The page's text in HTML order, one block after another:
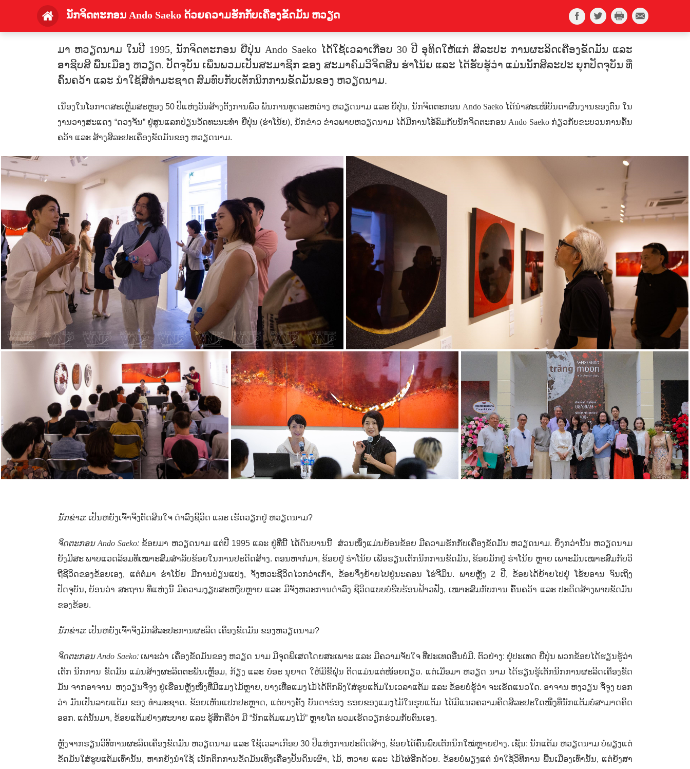
ນັກຈິດຕະກອນ Ando Saeko ດ້ວຍຄວາມຮັກກັບເຄື່ອງຂັດມັນ ຫວຽດ
ມາ ຫວຽດນາມ ໃນປີ 1995, ນັກຈິດຕະກອນ ຍີ່ປຸ່ນ Ando Saeko ໄດ້ໃຊ້ເວລາເກືອບ 30 ປີ ອຸທິດໃຫ້ແກ່ ສິລະປະ ການຜະລິດເຄື່ອງຂັດມັນ ແລະ
ອາຊີບສີ ພື້ນເມືອງ ຫວຽດ. ປັດຈຸ​ບັນ ​ເພິ່ນພວມເປັນ​ສະມາຊິກ​ ຂອງ​ ສະມາຄົມ​ວິຈິດ​ສິນ​ ຮ່າ​ໂນ້ຍ ​ແລະ ​ໄດ້​ຮັບ​ຮູ້​ວ່າ​ ແມ່ນ​ນັກ​ສິລະ​ປະ​ ຍຸກ​ປັດຈຸ​ບັນ ​ທີ່​
ຄົ້ນ​ຄວ້າ ​ແລະ ນຳ​ໃຊ້​ສີ​ທຳ​ມະ​ຊາດ ​ສົມທົບ​ກັບ​ເຕັກນິກ​ການ​ຂັດມັນຂອງ ​ຫວຽດນາມ.
ເນື່ອງ​ໃນ​ໂອກາດ​ສະ​ເຫຼີ​ມສະຫຼອງ 50 ປີ​ແຫ່ງ​ວັນ​ສ້າງ​ຕັ້ງ​ການ​ພົວ ພັນການທູດ​ລະຫວ່າງ ຫວຽດນາມ ​ແລະ ຍີ່ປຸ່ນ, ນັກ​ຈິດຕະກອນ Ando Saeko ​ໄດ້​ນຳ​ສະ​ເໜີ​ບັນດາ​ຜົນງານ​ຂອງຕົນ ​ໃນ​
ງານ​ວາງສະ​ແດງ “ດວງ​ຈັນ” ຢູ່​ສູນ​ແລກປ່ຽນ​ວັດທະນະທຳ ຍີ່ປຸ່ນ (ຮ່າ​ໂນ້ຍ), ນັກ​ຂ່າວ​ ຂ່າວພາບ​ຫວຽດ​ນາມ​ ໄດ້​ມີ​ການ​ໂອ້​ລົມ​ກັບ​ນັກຈິດຕະກອນ Ando Saekoກ່ຽວ​ກັບ​ຂະ​ບວນ​ການ​ຄົ້ນ​
ຄ​ວ້າ ແລະ ​ສ້າງ​ສິ​ລະ​ປະ​ເຄື່ອງ​ຂັດມັນຂອງ ​ຫວຽດ​ນາມ.
ນັກຂ່າວ: ເປັນຫຍັງເຈົ້າຈິ່ງຕັດສິນໃຈ ດໍາລົງຊີວິດ ແລະ ເຮັດວຽກຢູ່ ຫວຽດນາມ?
ຈິດຕະກອນ Ando Saeko: ຂ້ອຍມາ ຫວຽດນາມ ແຕ່ປີ 1995ແລະ ຢູ່ທີ່ນີ້ ໄດ້ດົນບານນີ້
ສ່ວນໜຶ່ງແມ່ນຍ້ອນຂ້ອຍ ມີຄວາມຮັກກັບເຄື່ອງຂັດມັນ ຫວຽດນາມ. ຍິ່ງ​ກວ່າ​ນັ້ນ ຫວຽດນາມ
ຍັງ​ມີ​ສະ ພາບ​ແວດ​ລ້ອມ​ທີ່​ເໝາະ​ສົມ​ສຳລັບ​ຂ້ອຍ​ໃນ​ການ​ປະດິດສ້າງ. ຕອນຫາກໍ່​ມາ, ຂ້ອຍຢູ່​ ຮ່າ​ໂນ້ຍ ເພື່ອຮຽນເຕັກນິກການຂັດມັນ, ຂ້ອຍ​ມັກຢູ່ ​ຮ່າ​ໂນ້ຍ​ ຫຼາຍ ເພາະ​ມັນ​ເໝາະ​ສົມ​ກັບ​ວິ​
ຖີ​ຊີ​ວິດ​ຂອງ​ຂ້ອຍເອງ, ​ແຕ່​ຕໍ່​ມາ ​ຮ່າ​ໂນ້ຍ ​ມີການ​ປ່ຽນ​ແປງ,
ຈັງຫວະ​ຊີວິດ​ໄວ​ກວ່າ​ເກົ່າ, ຂ້ອຍ​ຈຶ່ງ​ຍ້າຍໄປຢູ່​ນະຄອນ​ ໂຮ່ຈີ​ມິນ. ພາຍຫຼັງ 2 ປີ,
ຂ້ອຍໄດ້ຍ້າຍໄປຢູ່ ໂຮ້ຍອານ ຈົນເຖິງ
ປັດຈຸບັນ, ຍ້ອນວ່າ ສະຖານ ທີ່ແຫ່ງນີ້ ມີຄວາມງຽບສະຫງົບຫຼາຍ ແລະ ມີຈັງຫວະການດຳລົງ ຊີວິດແບບບໍ່ຮີບຮ້ອນຟ້າວຟັ່ງ, ເໝາະສົມກັບການ ຄົ້ນຄວ້າ ແລະ ປະດິດສ້າງພາບຂັດມັນ
ຂອງຂ້ອຍ.
ນັກຂ່າວ: ເປັນ​ຫຍັງ​ເຈົ້າ​ຈຶ່ງ​ມັກ​ສິລະ​ປະ​ການຜະລິດ ເຄື່ອງຂັດມັນ ​ຂອງ​ຫວຽດນາມ?
ຈິດຕະກອນ Ando Saeko: ​ເພາະວ່າ ເຄື່ອງ​ຂັດມັນ​ຂອງ ​ຫວຽດ ນາມ ມີ​ຈຸດ​ພິ​ເສດໂດຍສະເພາະ ​ແລະ ມີຄວາມຈັບໃຈ​ ທີ່​​ປະ​ເທດ​ອື່ນ​ບໍ່ມີ. ຕົວຢ່າງ: ຢູ່ປະເທດ ຍີ່ປຸ່ນ ພວກຂ້ອຍໄດ້ຮຽນຮູ້ວ່າ
ເຕັກ ນິກການ ຂັດມັນ ແມ່ນສ້າງຜະລິດຕະພັນເຫຼື້ອມ, ກ້ຽງ ແລະ ບໍ່ອະ ນຸຍາດ ໃຫ້ມີຂີ້ຝຸ່ນ ຕິດແມ່ນແຕ່ໜ້ອຍດຽວ. ​ແຕ່​ເມື່ອ​ມາ ​ຫວຽດ ນາມ ​ໄດ້​ຮຽນ​ຮູ້​ເຕັກນິກ​ການຜະລິດເຄື່ອງຂັດ
ມັນ ​ຈາກ​ອາຈານ ຫງວຽນ​ຈີ໋ຈູງ ຢູ່​ເຮືອນ​ຫຼັງ​ໜຶ່ງ​ທີ່​ມີ​ແມງ​ໄມ້​ຫຼາຍ, ບາງ​ເທື່ອ​ແມງ​ໄມ້​ໄດ້ຕົກ​ລົງ​ໃສ່​ຮູບ​ແຕ້ມ​ໃນ​ເວລາແຕ້ມ ​ແລະ ຂ້ອຍບໍ່​ຮູ້​ວ່າ ​ຈະ​ເຮັດ​ແນວ​ໃດ. ອາຈານ ຫງວຽນ ຈີ໋ຈູງ ບອກ
ວ່າ ມັນເປັນລາຍແຕ້ມ ຂອງ ທຳມະຊາດ. ຂ້ອຍ​ເຫັນ​ແປກ​ປະ​ຫຼາດ, ແຕ່ບາງຄັ້ງ ບັນດາຮ່ອງ ຮອຍຂອງແມງ​ໄມ້​ໃນ​ຮູບ​ແຕ້ມ​ ໄດ້ມີ​ແນວ​ຄວາມ​ຄິດ​ສິ​ລະ​ປະ​ໃດໜຶ່ງ​ທີ່​ນັກແຕ້ມ​ບໍ່​ສາ​ມາດ​ຄິດ
ອອກ. ແຕ່ນັ້ນມາ, ຂ້ອຍແຕ້ມຢ່າງ​ສະ​ບາຍ​ ແລະ ​ຮູ້​ສຶກ​ຄື​ວ່າ ​ມີ “ນັກແຕ້ມແມງໄມ້” ຫຼາຍ​ໂຕ ພວມ​ເຮັດ​ວຽກ​ຮ່ວມ​ກັບຕົນເອງ.
ຫຼັງ​ຈາກ​ຮຽນ​ວິທີການຜະລິດເຄື່ອງ​ຂັດມັນ ​ຫວຽດ​ນາມ ແລະ ໃຊ້ເວລາ​ເກືອບ30 ປີ​ແຫ່ງ​ການ​ປະດິດສ້າງ, ຂ້ອຍ​ໄດ້​ຄົ້ນ​ພົບ​ເຕັກ​ນິກ​ໃໝ່​ຫຼາຍ​ຢ່າງ. ເຊັ່ນ: ນັກແຕ້ມ ຫວຽດນາມ ບໍ່ພຽງແຕ່
ຂັດມັນໃສ່ຮູບແຕ້ມເທົ່ານັ້ນ, ຫາກຍັງນຳໃຊ້ ເນັກຕິກການຂັດມັນເທິງເຄື່ອງປັ້ນດິນເຜົາ, ໄມ້, ຫວາຍ ແລະ ໄມ້ໄຜ່ອີກດ້ວຍ. ຂ້ອຍບໍ່ພຽງແຕ່ ນຳໃຊ້ວິທີການ ພື້ນເມືອງເທົ່ານັ້ນ, ແຕ່ຍັງສາ